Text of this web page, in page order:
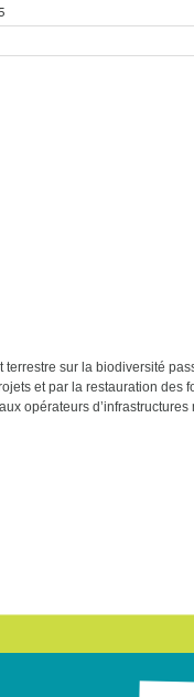
terrestre sur la biodiversité
et par la restauration des
opérateurs